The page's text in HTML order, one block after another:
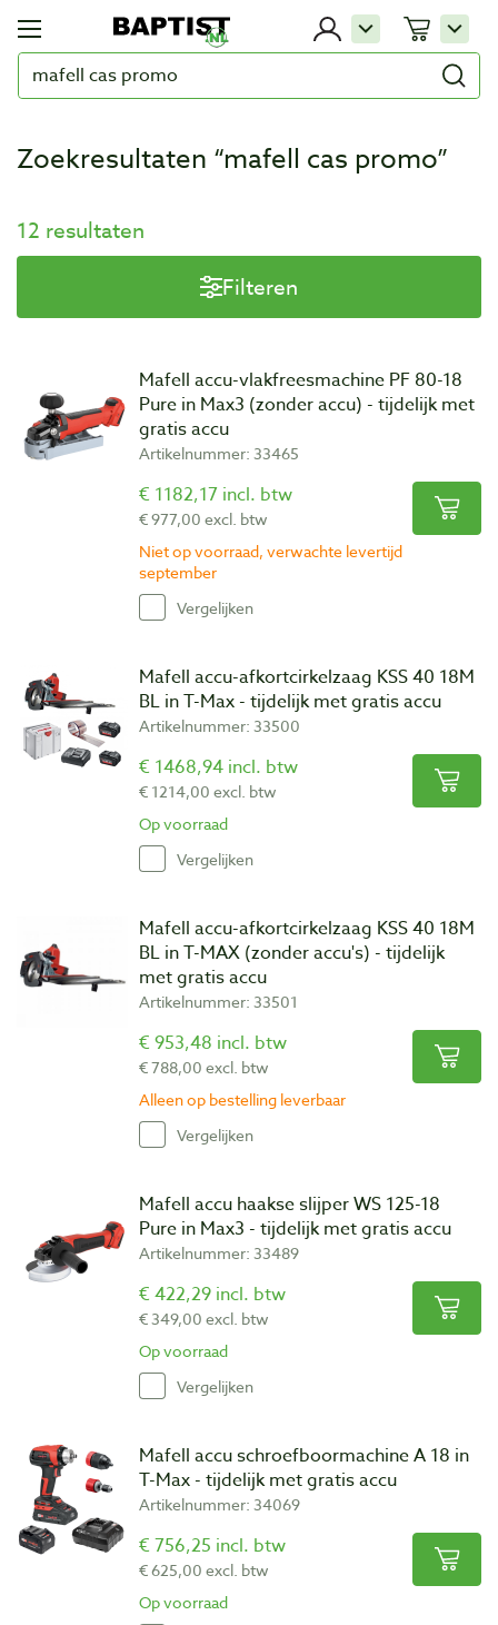
Zoekresultaten “mafell cas promo”
12 resultaten
Filteren
Mafell accu-vlakfreesmachine PF 80-18
Pure in Max3 (zonder accu) - tijdelijk met
gratis accu
Artikelnummer: 33465
€ 1182,17 incl. btw
€ 977,00 excl. btw
Niet op voorraad, verwachte levertijd
september
Vergelijken
Mafell accu-afkortcirkelzaag KSS 40 18M
BL in T-Max - tijdelijk met gratis accu
Artikelnummer: 33500
€ 1468,94 incl. btw
€ 1214,00 excl. btw
Op voorraad
Vergelijken
Mafell accu-afkortcirkelzaag KSS 40 18M
BL in T-MAX (zonder accu's) - tijdelijk
met gratis accu
Artikelnummer: 33501
€ 953,48 incl. btw
€ 788,00 excl. btw
Alleen op bestelling leverbaar
Vergelijken
Mafell accu haakse slijper WS 125-18
Pure in Max3 - tijdelijk met gratis accu
Artikelnummer: 33489
€ 422,29 incl. btw
€ 349,00 excl. btw
Op voorraad
Vergelijken
Mafell accu schroefboormachine A 18 in
T-Max - tijdelijk met gratis accu
Artikelnummer: 34069
€ 756,25 incl. btw
€ 625,00 excl. btw
Op voorraad